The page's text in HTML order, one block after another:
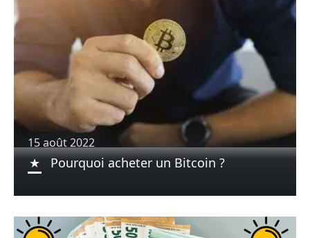
15 août 2022
Pourquoi acheter un Bitcoin ?